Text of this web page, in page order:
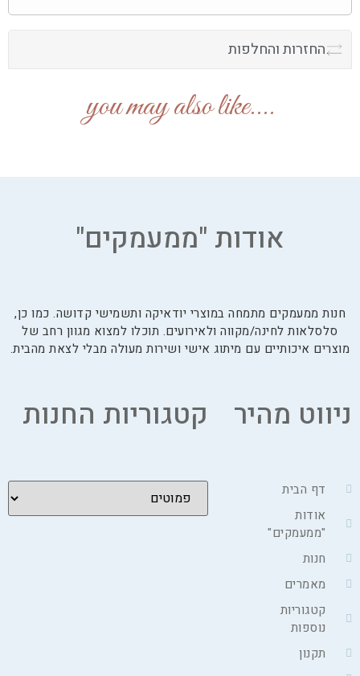
החזרות והחלפות
....you may also like
אודות "ממעמקים"
חנות ממעמקים מתמחה במוצרי יודאיקה ותשמישי קדושה. כמו כן,
סלסלאות לחינה/מקווה ולאירועים. תוכלו למצוא מגוון רחב של
מוצרים איכותיים עם מיתוג אישי ושירות מעולה מבלי לצאת מהבית.
ניווט מהיר
דף הבית
אודות
"ממעמקים"
חנות
מאמרים
קטגוריות
נוספות
תקנון
קטגוריות החנות